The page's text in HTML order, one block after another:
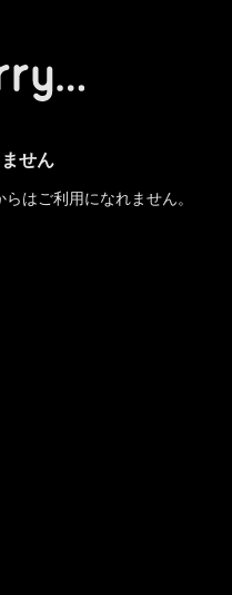
せん
はご利用になれません。